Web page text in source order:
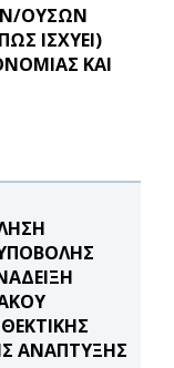
ΟΥΣΩΝ
ΙΣΧΥΕΙ)
ΚΑΙ
ΑΝΑΠΤΥΞΗΣ